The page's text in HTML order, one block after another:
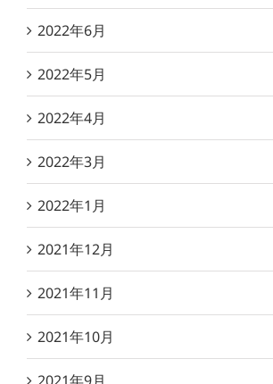
2022年6月
2022年5月
2022年4月
2022年3月
2022年1月
2021年12月
2021年11月
2021年10月